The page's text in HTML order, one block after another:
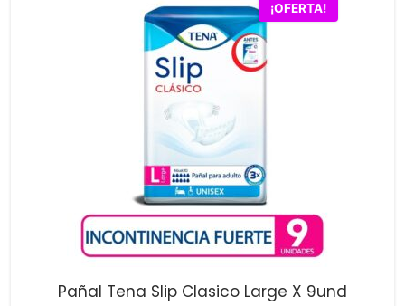
¡OFERTA!
Pañal Tena Slip Clasico Large X 9und